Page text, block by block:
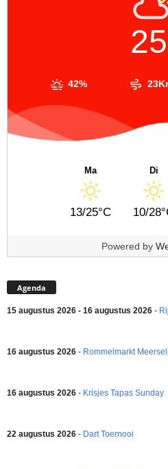
42%
Ma
13/25°C
Di
10/
Powered by
Agenda
15 augustus 2026 - 16 augustus 2026 -
16 augustus 2026 - Rommelmarkt
16 augustus 2026 - Krisjes Tapas Sunday
22 augustus 2026 - Dart Toernooi